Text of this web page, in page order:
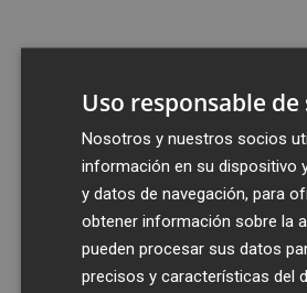
Uso responsable de
Nosotros y nuestros socios
información en su dispositivo
y datos de navegación, para
obtener información sobre la
pueden procesar sus datos
precisos y características del